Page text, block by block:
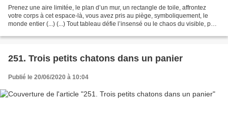
Prenez une aire limitée, le plan d’un mur, un rectangle de toile, affrontez
votre corps à cet espace-là, vous avez pris au piège, symboliquement, le
monde entier (...) (...) Tout tableau défie l’insensé ou le chaos du visible, par
251. Trois petits chatons dans un panier
Publié le 20/06/2020 à 10:04